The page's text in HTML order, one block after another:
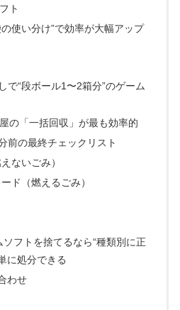
ト
使い分け”で効率が大幅アップ
で“段ボール1〜2箱分”のゲーム
の「一括回収」が最も効率的
前の最終チェックリスト
ないごみ）
ド（燃えるごみ）
フトを捨てるなら“種類別に正
に処分できる
わせ